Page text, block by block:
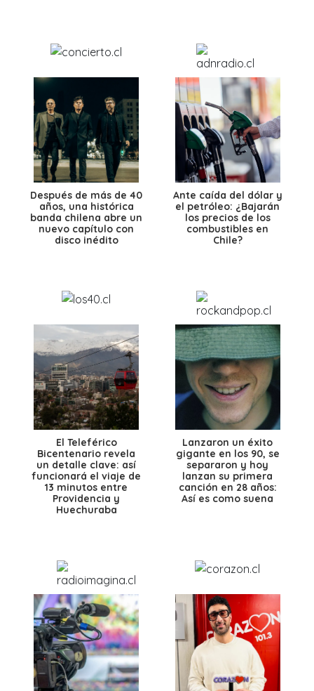
Después de más de 40
años, una histórica
banda chilena abre un
nuevo capítulo con
disco inédito
Ante caída del dólar y
el petróleo: ¿Bajarán
los precios de los
combustibles en
Chile?
El Teleférico
Bicentenario revela
un detalle clave: así
funcionará el viaje de
13 minutos entre
Providencia y
Huechuraba
Lanzaron un éxito
gigante en los 90, se
separaron y hoy
lanzan su primera
canción en 28 años:
Así es como suena